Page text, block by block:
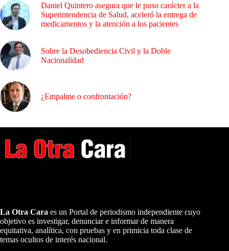
Daniel Quintero asegura que le puso carácter a la
Superintendencia de Salud, aceleró la entrega de
medicamentos y la atención a los pacientes
Sobre la Desobediencia Civil y la Doble
Nacionalidad
¿Empalme o confrontación?
La Otra Cara es un Portal de periodismo independiente cuyo
objetivo es investigar, denunciar e informar de manera
equitativa, analítica, con pruebas y en primicia toda clase de
temas ocultos de interés nacional.